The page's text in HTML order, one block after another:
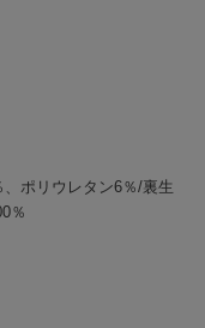
ポリウレタン6％/裏生
％